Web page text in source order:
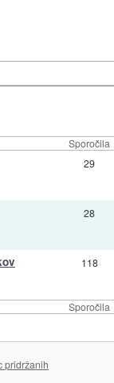
Sporočila
Sporočila
29
28
118
pridržanih